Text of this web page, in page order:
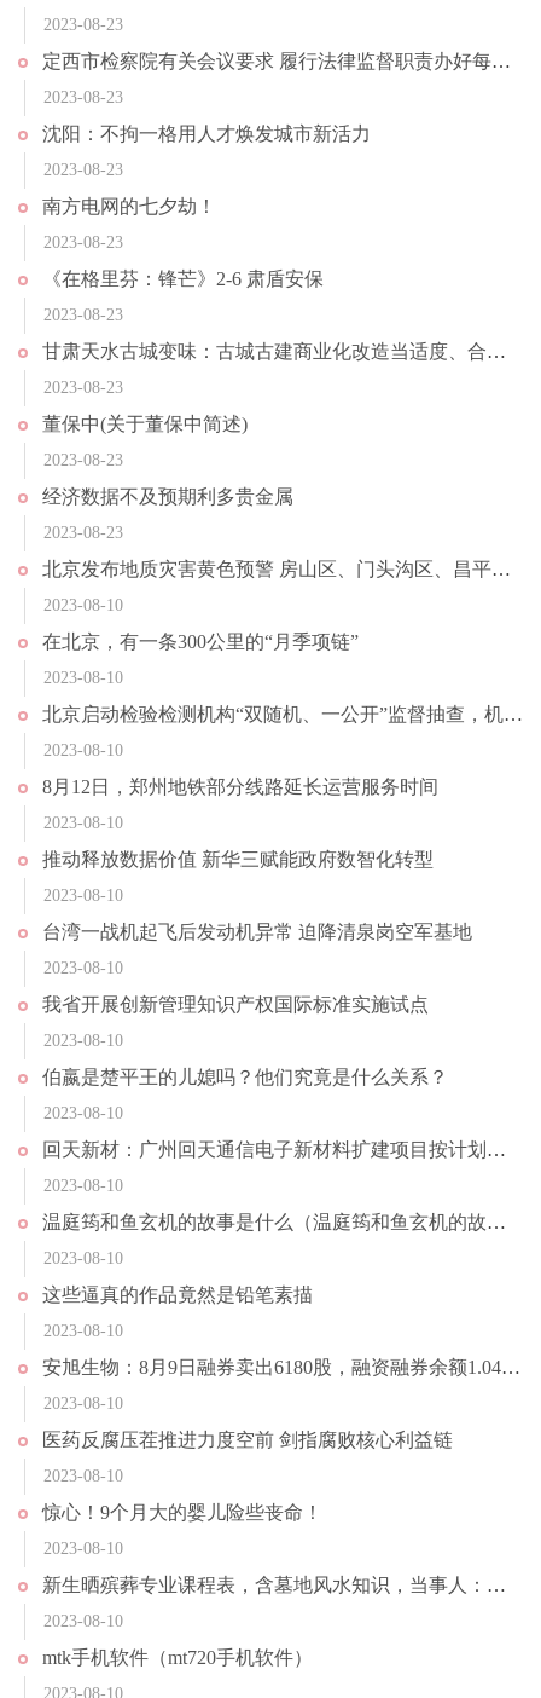
2023-08-23
定西市检察院有关会议要求 履行法律监督职责办好每一个案件
2023-08-23
沈阳：不拘一格用人才焕发城市新活力
2023-08-23
南方电网的七夕劫！
2023-08-23
《在格里芬：锋芒》2-6 肃盾安保
2023-08-23
甘肃天水古城变味：古城古建商业化改造当适度、合理丨快评
2023-08-23
董保中(关于董保中简述)
2023-08-23
经济数据不及预期利多贵金属
2023-08-23
北京发布地质灾害黄色预警 房山区、门头沟区、昌平区发生地质灾害风险较高
2023-08-10
在北京，有一条300公里的“月季项链”
2023-08-10
北京启动检验检测机构“双随机、一公开”监督抽查，机动车检验等9个领域系重点
2023-08-10
8月12日，郑州地铁部分线路延长运营服务时间
2023-08-10
推动释放数据价值 新华三赋能政府数智化转型
2023-08-10
台湾一战机起飞后发动机异常 迫降清泉岗空军基地
2023-08-10
我省开展创新管理知识产权国际标准实施试点
2023-08-10
伯嬴是楚平王的儿媳吗？他们究竟是什么关系？
2023-08-10
回天新材：广州回天通信电子新材料扩建项目按计划推进中 目前正在进行设备安装调试及试产工作
2023-08-10
温庭筠和鱼玄机的故事是什么（温庭筠和鱼玄机的故事）
2023-08-10
这些逼真的作品竟然是铅笔素描
2023-08-10
安旭生物：8月9日融券卖出6180股，融资融券余额1.04亿元
2023-08-10
医药反腐压茬推进力度空前 剑指腐败核心利益链
2023-08-10
惊心！9个月大的婴儿险些丧命！
2023-08-10
新生晒殡葬专业课程表，含墓地风水知识，当事人：建议不要冲动报考
2023-08-10
mtk手机软件（mt720手机软件）
2023-08-10